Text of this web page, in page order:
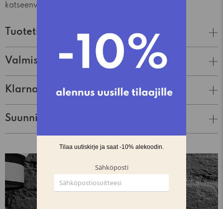
katseenvangitsijan kaikissa tarjoilutilanteissa.
Tuotetiedot
Valmistaja
Klarna Lasku & Tili
Suunnittelija